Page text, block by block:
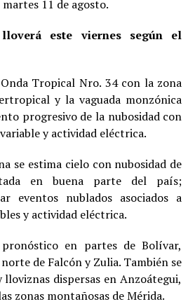
11 de agosto.
este viernes según el
Tropical Nro. 34 con la zona
y la vaguada monzónica
progresivo de la nubosidad con
y actividad eléctrica.
se estima cielo con nubosidad de
en buena parte del país;
eventos nublados asociados a
y actividad eléctrica.
en partes de Bolívar,
de Falcón y Zulia. También se
dispersas en Anzoátegui,
zonas montañosas de Mérida.